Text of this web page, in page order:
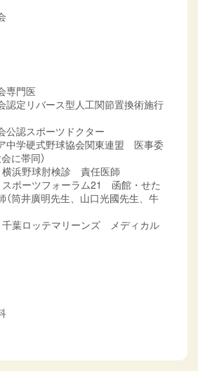
専門医
認定リバース型人工関節置換術施行
公認スポーツドクター
中学硬式野球協会関東連盟 医事委
に帯同）
浜野球肘検診 責任医師
ポーツフォーラム21 函館・せた
筒井廣明先生、山口光國先生、牛
葉ロッテマリーンズ メディカル